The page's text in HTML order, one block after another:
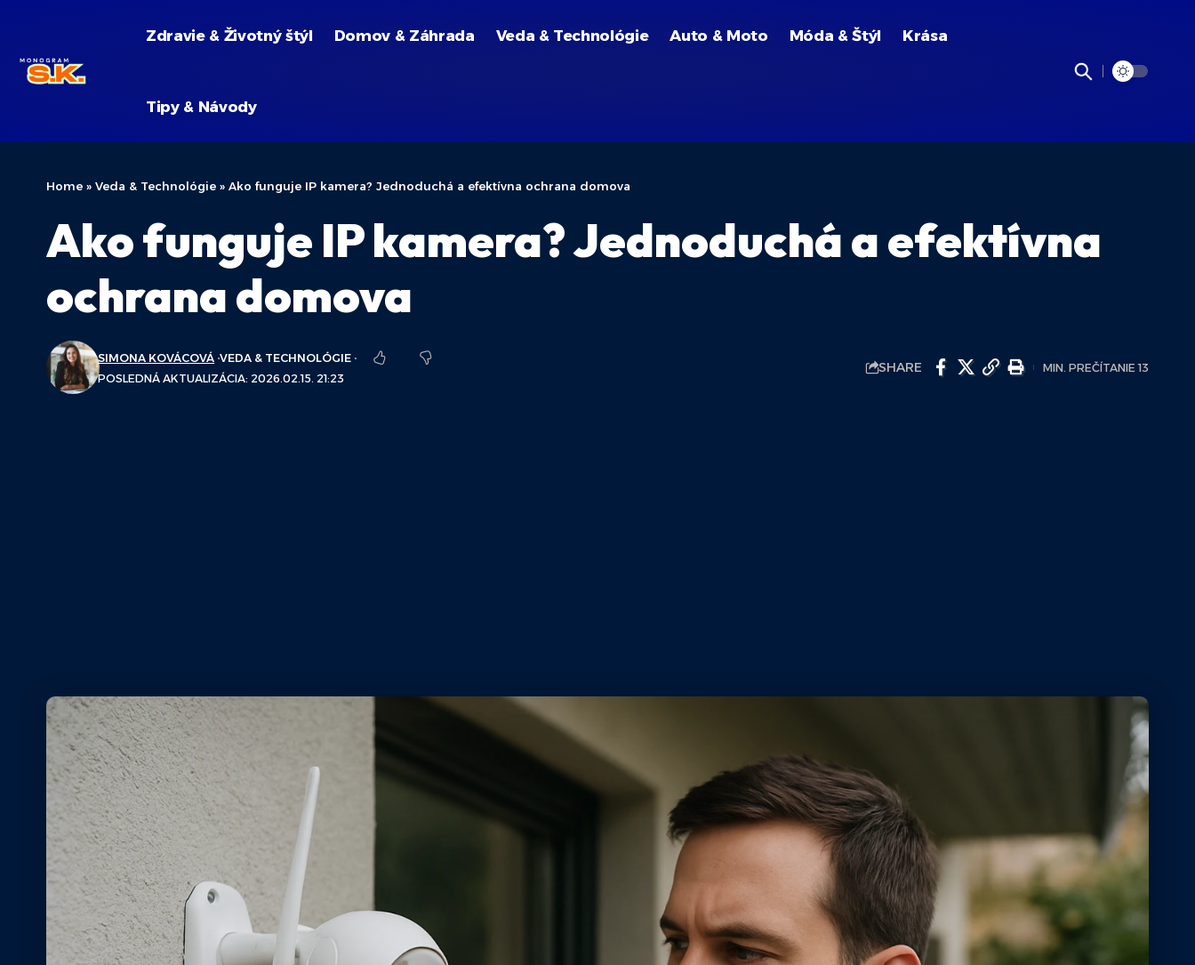
Zdravie & Životný štýl Domov & Záhrada Veda & Technológie Auto & Moto Móda & Štýl Krása
Tipy & Návody
Home » Veda & Technológie » Ako funguje IP kamera? Jednoduchá a efektívna ochrana domova
Ako funguje IP kamera? Jednoduchá a efektívna
ochrana domova
POSLEDNÁ AKTUALIZÁCIA: 2026.02.15. 21:23
SIMONA KOVÁCOVÁ VEDA & TECHNOLÓGIE
SHARE MIN. PREČÍTANIE 13